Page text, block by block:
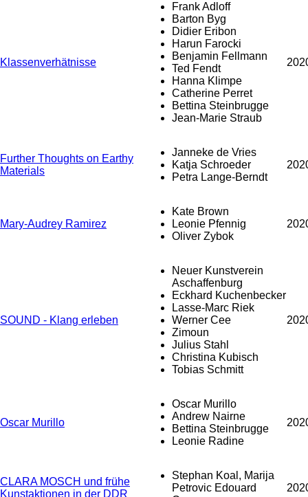
Klassenverhätnisse
Frank Adloff
Barton Byg
Didier Eribon
Harun Farocki
Benjamin Fellmann
Ted Fendt
Hanna Klimpe
Catherine Perret
Bettina Steinbrugge
Jean-Marie Straub
Further Thoughts on Earthy
Materials
Janneke de Vries
Katja Schroeder
Petra Lange-Berndt
Mary-Audrey Ramirez
Kate Brown
Leonie Pfennig
Oliver Zybok
SOUND - Klang erleben
Neuer Kunstverein
Aschaffenburg
Eckhard Kuchenbecker
Lasse-Marc Riek
Werner Cee
Zimoun
Julius Stahl
Christina Kubisch
Tobias Schmitt
Oscar Murillo
Oscar Murillo
Andrew Nairne
Bettina Steinbrugge
Leonie Radine
CLARA MOSCH und frühe
Kunstaktionen in der DDR
Stephan Koal, Marija
Petrovic Edouard